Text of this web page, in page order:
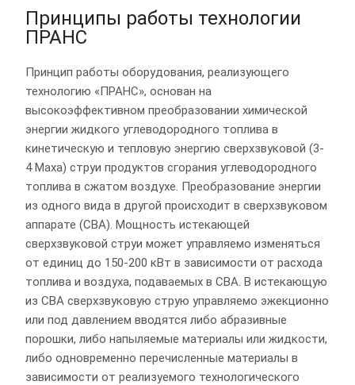
Принципы работы технологии
ПРАНС
Принцип работы оборудования, реализующего
технологию «ПРАНС», основан на
высокоэффективном преобразовании химической
энергии жидкого углеводородного топлива в
кинетическую и тепловую энергию сверхзвуковой (3-
4 Маха) струи продуктов сгорания углеводородного
топлива в сжатом воздухе. Преобразование энергии
из одного вида в другой происходит в сверхзвуковом
аппарате (СВА). Мощность истекающей
сверхзвуковой струи может управляемо изменяться
от единиц до 150-200 кВт в зависимости от расхода
топлива и воздуха, подаваемых в СВА. В истекающую
из СВА сверхзвуковую струю управляемо эжекционно
или под давлением вводятся либо абразивные
порошки, либо напыляемые материалы или жидкости,
либо одновременно перечисленные материалы в
зависимости от реализуемого технологического